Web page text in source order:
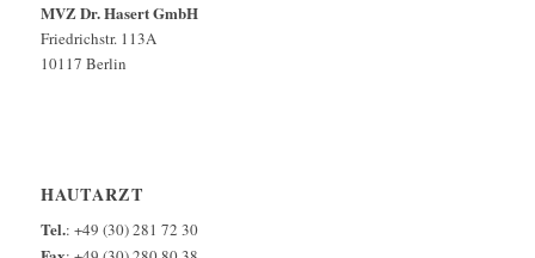
MVZ Dr. Hasert GmbH
Friedrichstr. 113A
10117 Berlin
HAUTARZT
Tel.: +49 (30) 281 72 30